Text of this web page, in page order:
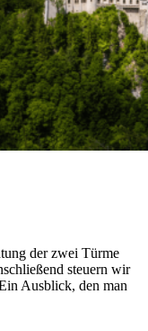
der zwei Türme
steuern wir
Ausblick, den man